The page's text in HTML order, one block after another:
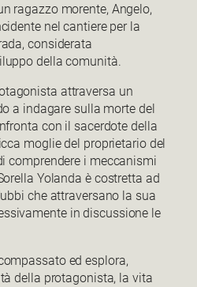
ragazzo morente, Angelo,
nel cantiere per la
considerata
della comunità.
attraversa un
a indagare sulla morte del
con il sacerdote della
moglie del proprietario del
comprendere i meccanismi
Yolanda è costretta ad
che attraversano la sua
in discussione le
ed esplora,
della protagonista, la vita